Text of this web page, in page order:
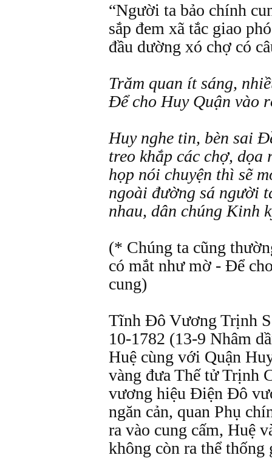
“Người ta bảo chính
sắp đem xã tắc giao
đầu dường xó chợ có
Trăm quan ít sáng,
Để cho Huy Quận vào
Huy nghe tin, bèn sai
treo khắp các chợ,
họp nói chuyện thì sẽ
ngoài đường sá người
nhau, dân chúng Kinh
(* Chúng ta cũng
có mắt như mờ - Để
cung)
Tĩnh Đô Vương Trịnh
10-1782 (13-9 Nhâm
Huệ cùng với Quận
vàng đưa Thế tử Trịnh
vương hiệu Điện Đô
ngăn cản, quan Phụ
ra vào cung cấm, Huệ
không còn ra thể thống